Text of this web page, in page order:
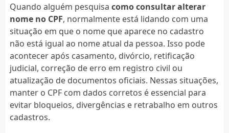
Quando alguém pesquisa como consultar alterar
nome no CPF, normalmente está lidando com uma
situação em que o nome que aparece no cadastro
não está igual ao nome atual da pessoa. Isso pode
acontecer após casamento, divórcio, retificação
judicial, correção de erro em registro civil ou
atualização de documentos oficiais. Nessas situações,
manter o CPF com dados corretos é essencial para
evitar bloqueios, divergências e retrabalho em outros
cadastros.